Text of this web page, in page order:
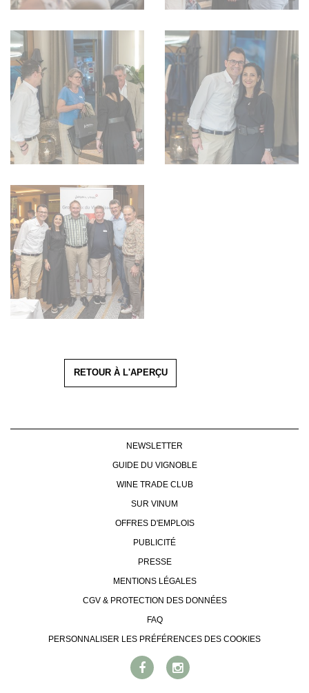
RETOUR À L'APERÇU
NEWSLETTER
GUIDE DU VIGNOBLE
WINE TRADE CLUB
SUR VINUM
OFFRES D'EMPLOIS
PUBLICITÉ
PRESSE
MENTIONS LÉGALES
CGV & PROTECTION DES DONNÉES
FAQ
PERSONNALISER LES PRÉFÉRENCES DES COOKIES